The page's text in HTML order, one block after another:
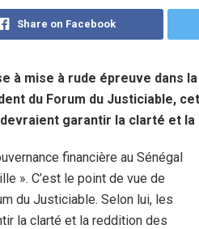
Share on Facebook
à mise à rude épreuve dans
du Forum du Justiciable,
garantir la clarté et la
financière au Sénégal
». C’est le point de vue de
du Justiciable. Selon lui, les
la clarté et la reddition des